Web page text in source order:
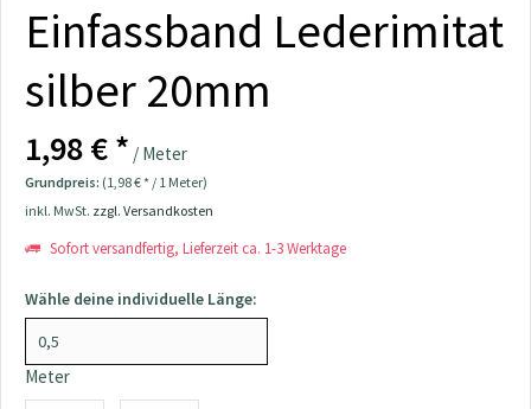
Einfassband Lederimitat
silber 20mm
1,98 € * / Meter
Grundpreis: (1,98 € * / 1 Meter)
inkl. MwSt. zzgl. Versandkosten
Sofort versandfertig, Lieferzeit ca. 1-3 Werktage
Wähle deine individuelle Länge:
Meter